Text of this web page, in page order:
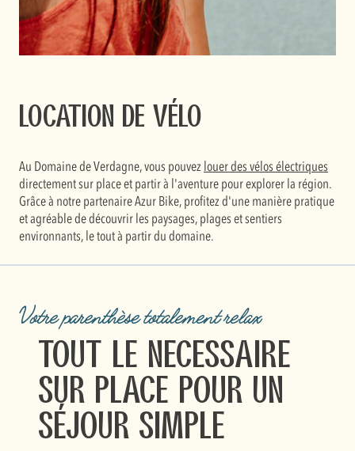
Location de vélo
Au Domaine de Verdagne, vous pouvezlouer des vélos électriques
directement sur place et partir à l'aventure pour explorer la région.
Grâce à notre partenaire Azur Bike, profitez d'une manière pratique
et agréable de découvrir les paysages, plages et sentiers
environnants, le tout à partir du domaine.
Votre parenthèse totalement relax
Tout le necessaire
sur place pour un
séjour simple